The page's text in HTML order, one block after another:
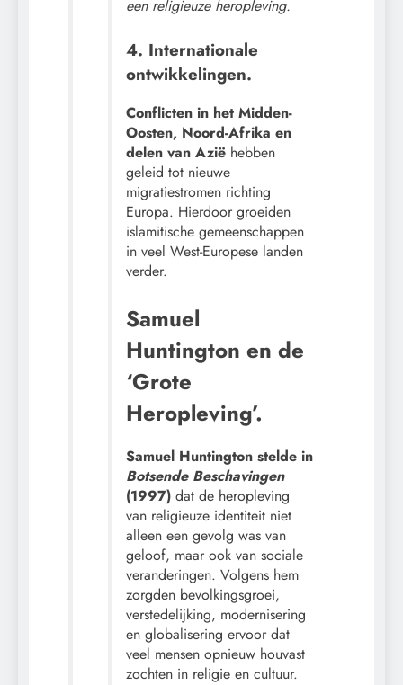
een religieuze heropleving.
4. Internationale
ontwikkelingen.
Conflicten in het Midden-
Oosten, Noord-Afrika en
delen van Azië hebben
geleid tot nieuwe
migratiestromen richting
Europa. Hierdoor groeiden
islamitische gemeenschappen
in veel West-Europese landen
verder.
Samuel
Huntington en de
‘Grote
Heropleving’.
Samuel Huntington stelde in
Botsende Beschavingen
(1997) dat de heropleving
van religieuze identiteit niet
alleen een gevolg was van
geloof, maar ook van sociale
veranderingen. Volgens hem
zorgden bevolkingsgroei,
verstedelijking, modernisering
en globalisering ervoor dat
veel mensen opnieuw houvast
zochten in religie en cultuur.